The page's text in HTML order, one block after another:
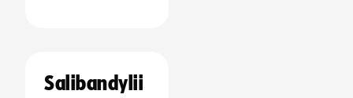
Salibandylii